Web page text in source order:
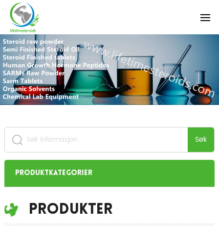
Søk
Produktkategorier
Produkter